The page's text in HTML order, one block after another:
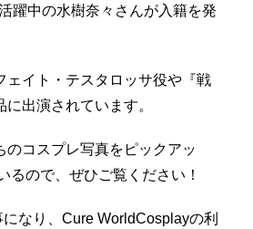
躍中の水樹奈々さんが入籍を発
ェイト・テスタロッサ役や『戦
出演されています。
コスプレ写真をピックアッ
ので、ぜひご覧ください！
なり、Cure WorldCosplayの利